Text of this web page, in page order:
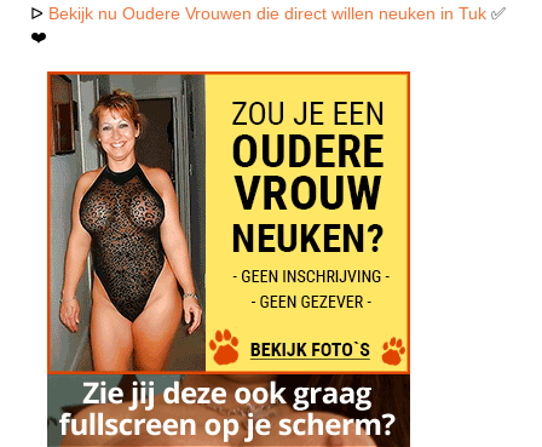
ᐅ Bekijk nu Oudere Vrouwen die direct willen neuken in Tuk ✅
❤️